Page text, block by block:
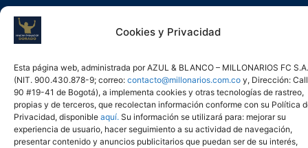
Cookies y Privacidad
Esta página web, administrada por AZUL & BLANCO – MILLONARIOS FC S.A.
(NIT. 900.430.878-9; correo: contacto@millonarios.com.co y, Dirección:
90 #19-41 de Bogotá), a implementa cookies y otras tecnologías de rastreo,
propias y de terceros, que recolectan información conforme con su Política
Privacidad, disponible aquí. Su información se utilizará para: mejorar su
experiencia de usuario, hacer seguimiento a su actividad de navegación,
presentar contenido y anuncios publicitarios que puedan ser de su interés,
AZUL & BLANCO MILLONARIOS FC S.A.
NIT 900430878-9